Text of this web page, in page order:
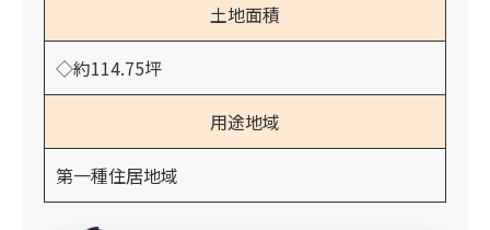
土地面積
◇約114.75坪
用途地域
第一種住居地域